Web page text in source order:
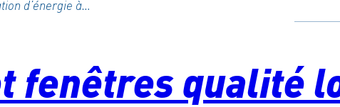
d’énergie à…
fenêtres qualité